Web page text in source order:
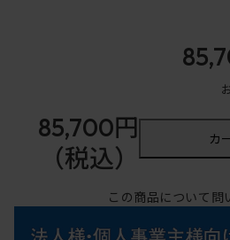
85,700円
（税込）
カ
この商品について問